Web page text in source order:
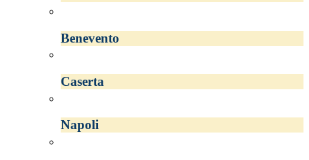
Benevento
Caserta
Napoli